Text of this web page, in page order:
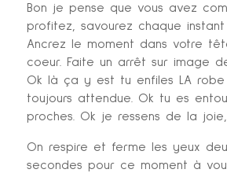
Bon je pense que vous avez
profitez, savourez chaque instant
Ancrez le moment dans votre
coeur. Faite un arrêt sur image
Ok là ça y est tu enfiles LA
toujours attendue. Ok tu es
proches. Ok je ressens de la joie,
On respire et ferme les yeux
secondes pour ce moment à